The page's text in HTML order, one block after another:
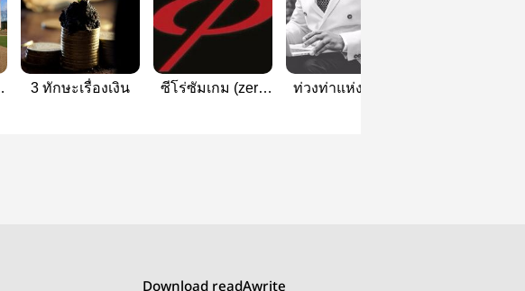
3 ทักษะเรื่องเงิน
ซีโร่ซัมเกม (zero
ท่วงท่าแห่งความ